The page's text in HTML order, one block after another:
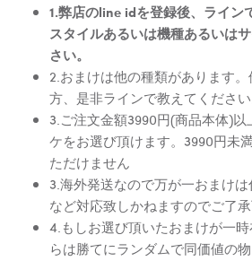
1.弊店のline idを登録後、ライン
スタイルあるいは機種あるいは
さい。
2.おまけは他の種類があります
方、是非ラインで教えてください
3.ご注文金額3990円(商品本体)
ケをお選び頂けます。3990円未
ただけません
3.海外発送なので万が一おまけ
など対応致しかねますのでご了承
4.もしお選び頂いたおまけが一
らは勝てにランダムで同価値の